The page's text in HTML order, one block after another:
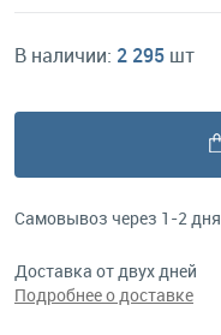
В наличии: 2 295 шт
Самовывоз через 1-2 дня
Доставка от двух дней
Подробнее о доставке